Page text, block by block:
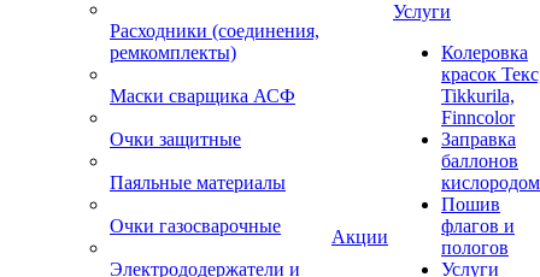
Расходники (соединения,
ремкомплекты)
Маски сварщика АСФ
Очки защитные
Паяльные материалы
Очки газосварочные
Электрододержатели и
Акции
Услуги
Колеровка
красок
Tikkurila,
Finncolor
Заправка
баллонов
кислородом
Пошив
флагов и
пологов
Услуги